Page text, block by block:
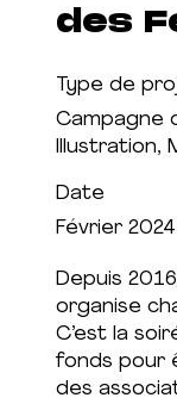
des
Type de
Campagne
Illustration,
Date
Février 2024
Depuis
organise
C’est la
fonds pour
des